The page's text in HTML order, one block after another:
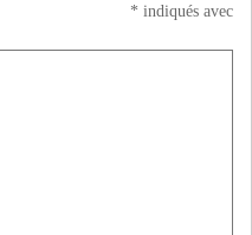
indiqués avec
*